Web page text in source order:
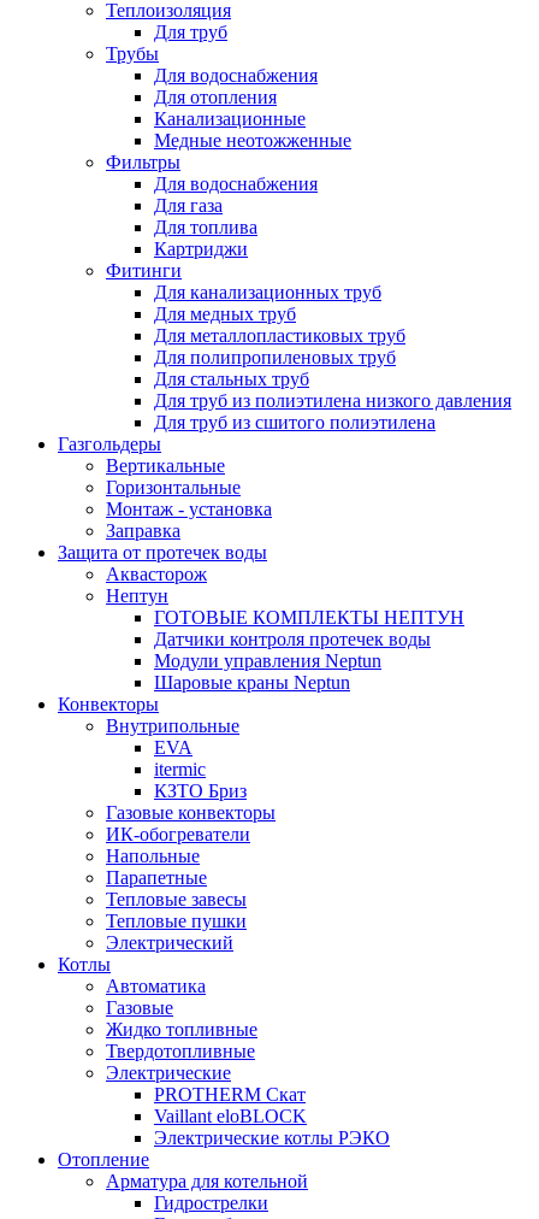
Теплоизоляция
Для труб
Трубы
Для водоснабжения
Для отопления
Канализационные
Медные неотожженные
Фильтры
Для водоснабжения
Для газа
Для топлива
Картриджи
Фитинги
Для канализационных труб
Для медных труб
Для металлопластиковых труб
Для полипропиленовых труб
Для стальных труб
Для труб из полиэтилена низкого давления
Для труб из сшитого полиэтилена
Газгольдеры
Вертикальные
Горизонтальные
Монтаж - установка
Заправка
Защита от протечек воды
Аквасторож
Нептун
ГОТОВЫЕ КОМПЛЕКТЫ НЕПТУН
Датчики контроля протечек воды
Модули управления Neptun
Шаровые краны Neptun
Конвекторы
Внутрипольные
EVA
itermic
КЗТО Бриз
Газовые конвекторы
ИК-обогреватели
Напольные
Парапетные
Тепловые завесы
Тепловые пушки
Электрический
Котлы
Автоматика
Газовые
Жидко топливные
Твердотопливные
Электрические
PROTHERM Скат
Vaillant eloBLOCK
Электрические котлы РЭКО
Отопление
Арматура для котельной
Гидрострелки